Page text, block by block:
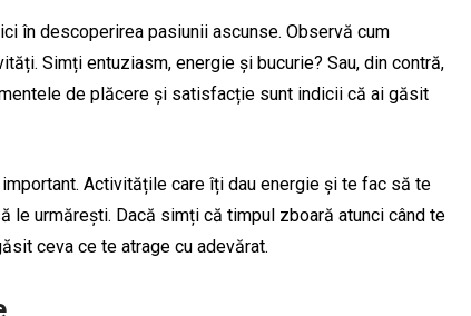
în descoperirea pasiunii ascunse. Observă cum
Simți entuziasm, energie și bucurie? Sau, din contră,
de plăcere și satisfacție sunt indicii că ai găsit
Activitățile care îți dau energie și te fac să te
le urmărești. Dacă simți că timpul zboară atunci când te
ceva ce te atrage cu adevărat.